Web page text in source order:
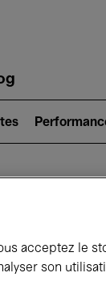
acceptez le
son